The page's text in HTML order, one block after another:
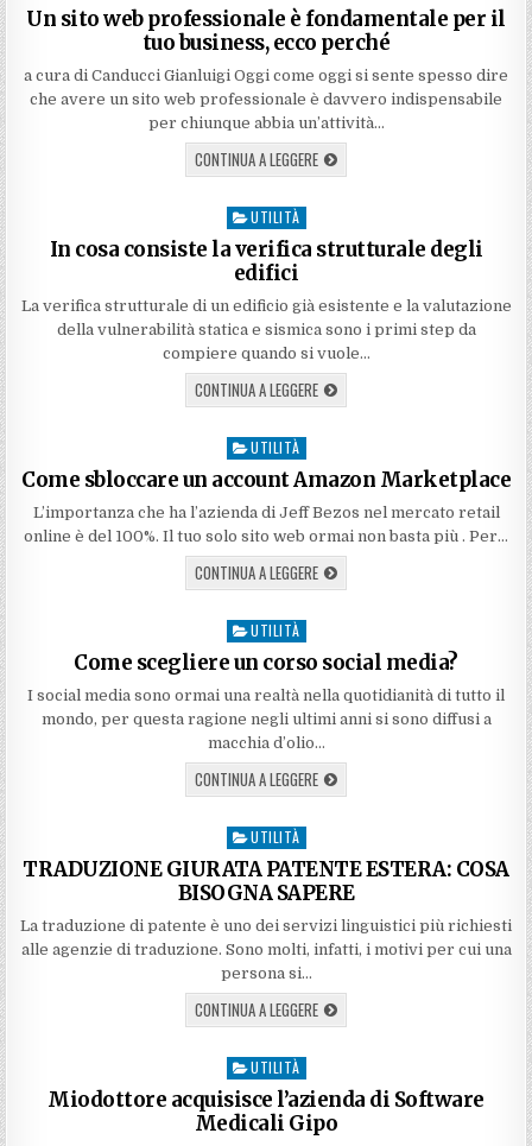
in
Un sito web professionale è fondamentale per il
tuo business, ecco perché
a cura di Canducci Gianluigi Oggi come oggi si sente spesso dire
che avere un sito web professionale è davvero indispensabile
per chiunque abbia un’attività…
CONTINUA A LEGGERE
Posted
in
UTILITÀ
In cosa consiste la verifica strutturale degli
edifici
La verifica strutturale di un edificio già esistente e la valutazione
della vulnerabilità statica e sismica sono i primi step da
compiere quando si vuole…
CONTINUA A LEGGERE
Posted
in
UTILITÀ
Come sbloccare un account Amazon Marketplace
L’importanza che ha l’azienda di Jeff Bezos nel mercato retail
online è del 100%. Il tuo solo sito web ormai non basta più . Per…
CONTINUA A LEGGERE
Posted
in
UTILITÀ
Come scegliere un corso social media?
I social media sono ormai una realtà nella quotidianità di tutto il
mondo, per questa ragione negli ultimi anni si sono diffusi a
macchia d’olio…
CONTINUA A LEGGERE
Posted
in
UTILITÀ
TRADUZIONE GIURATA PATENTE ESTERA: COSA
BISOGNA SAPERE
La traduzione di patente è uno dei servizi linguistici più richiesti
alle agenzie di traduzione. Sono molti, infatti, i motivi per cui una
persona si…
CONTINUA A LEGGERE
Posted
in
UTILITÀ
Miodottore acquisisce l’azienda di Software
Medicali Gipo